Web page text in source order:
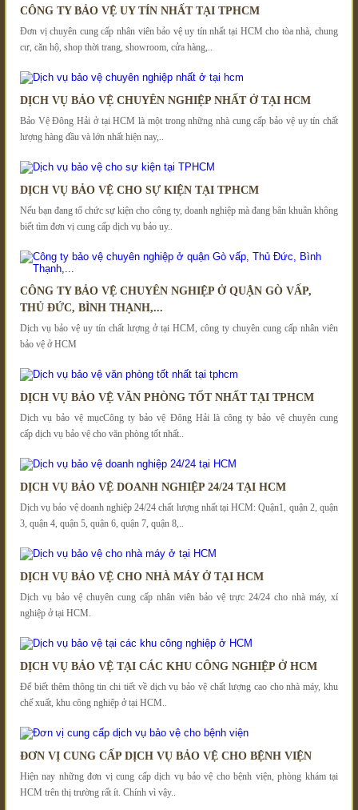
CÔNG TY BẢO VỆ UY TÍN NHẤT TẠI TPHCM
Đơn vị chuyên cung cấp nhân viên bảo vệ uy tín nhất tại HCM cho tòa nhà, chung
cư, căn hộ, shop thời trang, showroom, cửa hàng,..
DỊCH VỤ BẢO VỆ CHUYÊN NGHIỆP NHẤT Ở TẠI HCM
Bảo Vệ Đông Hải ở tại HCM là một trong những nhà cung cấp bảo vệ uy tín chất
lượng hàng đầu và lớn nhất hiện nay,..
DỊCH VỤ BẢO VỆ CHO SỰ KIỆN TẠI TPHCM
Nếu bạn đang tổ chức sự kiện cho công ty, doanh nghiệp mà đang bân khuân không
biết tìm đơn vị cung cấp dịch vụ bảo uy..
CÔNG TY BẢO VỆ CHUYÊN NGHIỆP Ở QUẬN GÒ VẤP,
THỦ ĐỨC, BÌNH THẠNH,...
Dịch vụ bảo vệ uy tín chất lượng ở tại HCM, công ty chuyên cung cấp nhân viên
bảo vệ ở HCM
DỊCH VỤ BẢO VỆ VĂN PHÒNG TỐT NHẤT TẠI TPHCM
Dịch vụ bảo vệ mụcCông ty bảo vệ Đông Hải là công ty bảo vệ chuyên cung
cấp dịch vụ bảo vệ cho văn phòng tốt nhất..
DỊCH VỤ BẢO VỆ DOANH NGHIỆP 24/24 TẠI HCM
Dịch vụ bảo vệ doanh nghiệp 24/24 chất lượng nhất tại HCM: Quận1, quận 2, quận
3, quận 4, quận 5, quận 6, quận 7, quận 8,..
DỊCH VỤ BẢO VỆ CHO NHÀ MÁY Ở TẠI HCM
Dịch vụ bảo vệ chuyên cung cấp nhân viên bảo vệ trực 24/24 cho nhà máy, xí
nghiệp ở tại HCM.
DỊCH VỤ BẢO VỆ TẠI CÁC KHU CÔNG NGHIỆP Ở HCM
Để biết thêm thông tin chi tiết về dịch vụ bảo vệ chất lượng cao cho nhà máy, khu
chế xuất, khu công nghiệp ở tại HCM..
ĐƠN VỊ CUNG CẤP DỊCH VỤ BẢO VỆ CHO BỆNH VIỆN
Hiện nay những đơn vị cung cấp dịch vụ bảo vệ cho bệnh viện, phòng khám tại
HCM trên thị trường rất ít. Chính vì vậy..